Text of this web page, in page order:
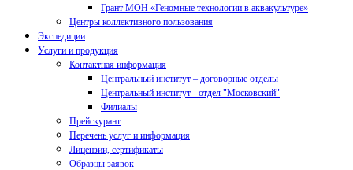
Грант МОН «Геномные технологии в аквакультуре»
Центры коллективного пользования
Экспедиции
Услуги и продукция
Контактная информация
Центральный институт – договорные отделы
Центральный институт - отдел "Московский"
Филиалы
Прейскурант
Перечень услуг и информация
Лицензии, сертификаты
Образцы заявок